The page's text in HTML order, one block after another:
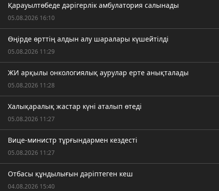
Қарауылтөбеде дәрігерлік амбулатория салынады
05.08.2026 16:10
Өңірде өрттің алдын алу шаралары күшейтілді
05.08.2026 11:29
ЖИ арқылы онкологиялық аурулар ерте анықталады
05.08.2026 11:28
Халықаралық жастар күні аталып өтеді
05.08.2026 11:27
Вице-министр тұрғындармен кездесті
05.08.2026 11:27
Отбасы құндылығын дәріптеген кеш
04.08.2026 15:40